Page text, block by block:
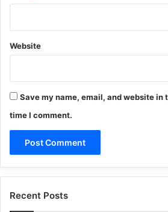
Website
Save my name, email, and website in
time I comment.
Recent Posts